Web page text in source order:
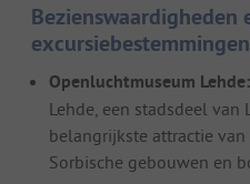
Bezienswaardigheden
excursiebestemmingen
Openluchtmuseum Lehde:
Lehde, een stadsdeel van
belangrijkste attractie
Sorbische gebouwen en